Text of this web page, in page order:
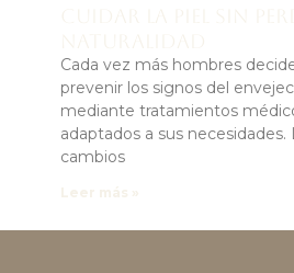
Cada vez más hombres
prevenir los signos del
mediante tratamientos
adaptados a sus necesidades.
cambios